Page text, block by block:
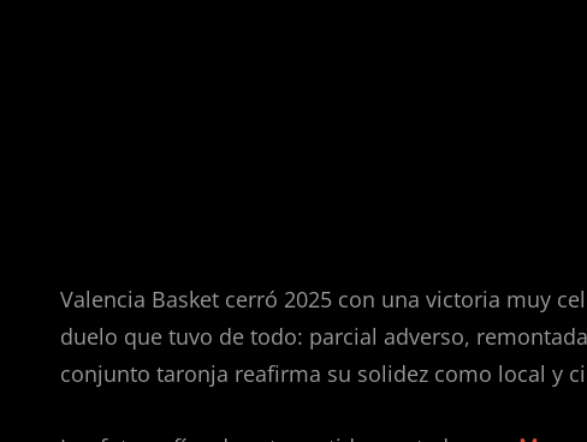
Valencia Basket cerró 2025 con una victoria muy
duelo que tuvo de todo: parcial adverso,
conjunto taronja reafirma su solidez como local y